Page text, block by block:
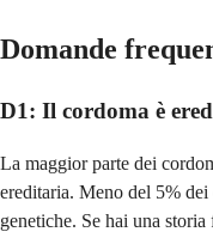
Domande
D1: Il cordoma è
La maggior parte dei
ereditaria. Meno del 5%
genetiche. Se hai una